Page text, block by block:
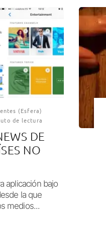
(Esfera)
de lectura
DE
NO
aplicación bajo
la que
medios...